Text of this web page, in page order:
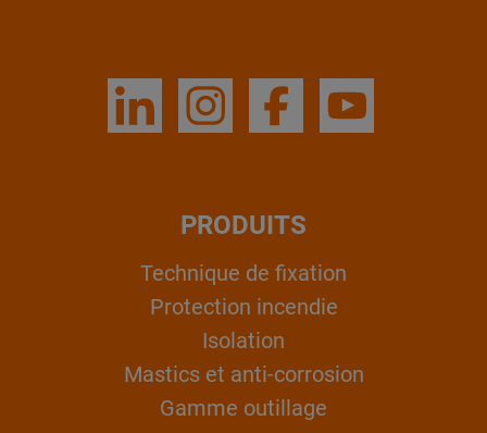
PRODUITS
Technique de fixation
Protection incendie
Isolation
Mastics et anti-corrosion
Gamme outillage